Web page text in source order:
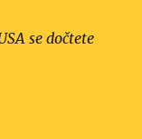
se dočtete